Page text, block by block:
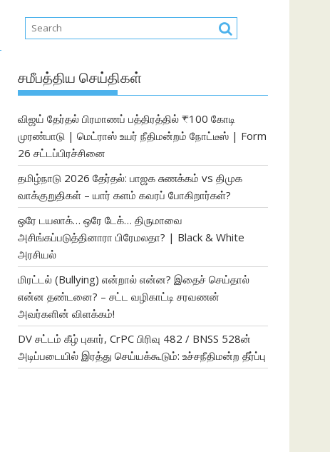
சமீபத்திய செய்திகள்
விஜய் தேர்தல் பிரமாணப் பத்திரத்தில் ₹100 கோடி
முரண்பாடு | மெட்ராஸ் உயர் நீதிமன்றம் நோட்டீஸ் | Form
26 சட்டப்பிரச்சினை
தமிழ்நாடு 2026 தேர்தல்: பாஜக சுணக்கம் vs திமுக
வாக்குறுதிகள் – யார் களம் கவரப் போகிறார்கள்?
ஒரே டயலாக்… ஒரே டேக்… திருமாவை
அசிங்கப்படுத்தினாரா பிரேமலதா? | Black & White
அரசியல்
மிரட்டல் (Bullying) என்றால் என்ன? இதைச் செய்தால்
என்ன தண்டனை? – சட்ட வழிகாட்டி சரவணன்
அவர்களின் விளக்கம்!
DV சட்டம் கீழ் புகார், CrPC பிரிவு 482 / BNSS 528ன்
அடிப்படையில் இரத்து செய்யக்கூடும்: உச்சநீதிமன்ற தீர்ப்பு